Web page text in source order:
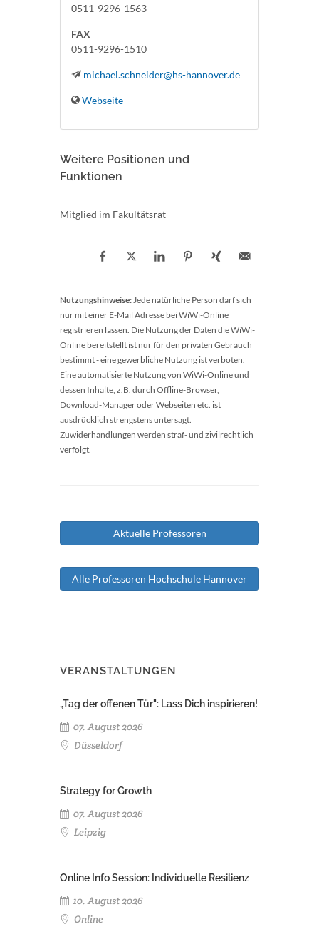
0511-9296-1563
FAX
0511-9296-1510
michael.schneider@hs-hannover.de
Webseite
Weitere Positionen und
Funktionen
Mitglied im Fakultätsrat
Nutzungshinweise:Jede natürliche Person darf sich
nur mit einer E-Mail Adresse bei WiWi-Online
registrieren lassen. Die Nutzung der Daten die WiWi-
Online bereitstellt ist nur für den privaten Gebrauch
bestimmt - eine gewerbliche Nutzung ist verboten.
Eine automatisierte Nutzung von WiWi-Online und
dessen Inhalte, z.B. durch Offline-Browser,
Download-Manager oder Webseiten etc. ist
ausdrücklich strengstens untersagt.
Zuwiderhandlungen werden straf- und zivilrechtlich
verfolgt.
Aktuelle Professoren
Alle Professoren Hochschule Hannover
VERANSTALTUNGEN
„Tag der offenen Tür": Lass Dich inspirieren!
07. August 2026
Düsseldorf
Strategy for Growth
07. August 2026
Leipzig
Online Info Session: Individuelle Resilienz
10. August 2026
Online